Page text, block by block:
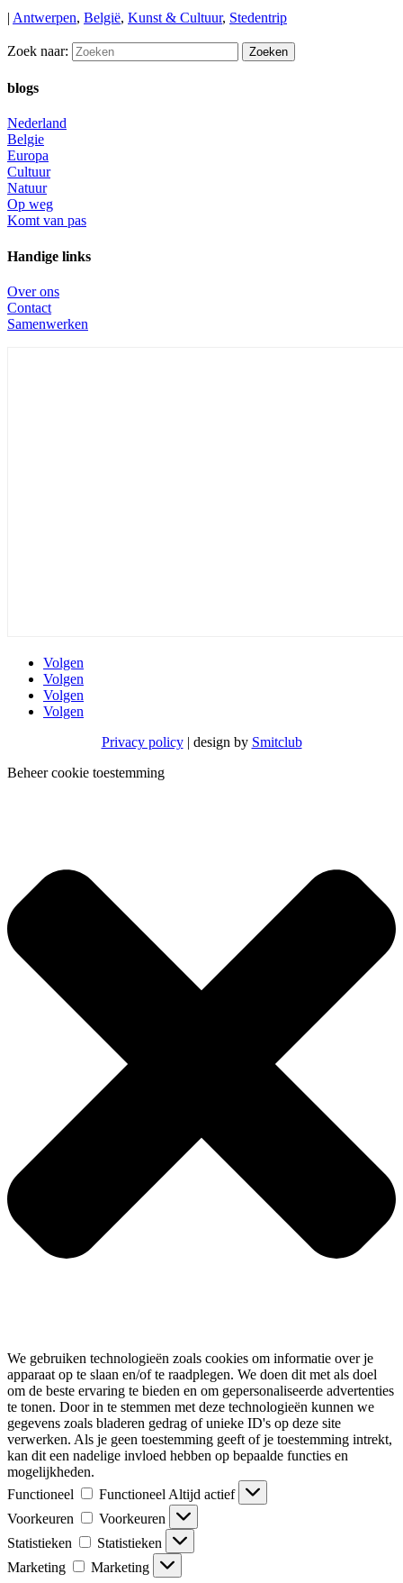
| Antwerpen, België, Kunst & Cultuur, Stedentrip
Zoek naar:
blogs
Nederland
Belgie
Europa
Cultuur
Natuur
Op weg
Komt van pas
Handige links
Over ons
Contact
Samenwerken
Volgen
Volgen
Volgen
Volgen
Privacy policy| design by Smitclub
Beheer cookie toestemming
We gebruiken technologieën zoals cookies om informatie over je
apparaat op te slaan en/of te raadplegen. We doen dit met als doel
om de beste ervaring te bieden en om gepersonaliseerde advertenties
te tonen. Door in te stemmen met deze technologieën kunnen we
gegevens zoals bladeren gedrag of unieke ID's op deze site
verwerken. Als je geen toestemming geeft of je toestemming intrekt,
kan dit een nadelige invloed hebben op bepaalde functies en
mogelijkheden.
Functioneel
Functioneel Altijd actief
Voorkeuren
Voorkeuren
Statistieken
Statistieken
Marketing
Marketing